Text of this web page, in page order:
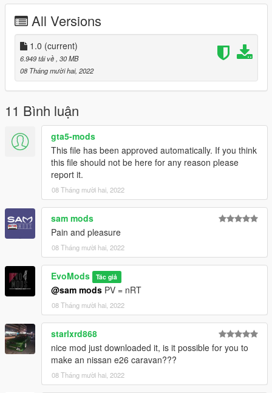
--------------------------------------------------------------------------------
--
Spawn Name:
glx
--------------------------------------------------------------------------------
--
Models Sources:
Forza Horizon
gamemodels ru
EvoMods
Sam Mods
3Dwarehouse
Project Cars
--------------------------------------------------------------------------------
--
Installation in readme
--------------------------------------------------------------------------------
Credits:
EvoMods
AND EVERY SINGLE PERSON WHO
SUPPORTED\HELPED ME
--------------------------------------------------------------------------------
--
Support me:
All Versions
1.0 (current)
6.949 tải về , 30 MB
08 Tháng mười hai, 2022
11 Bình luận
gta5-mods
This file has been approved automatically. If you think
this file should not be here for any reason please
report it.
08 Tháng mười hai, 2022
sam mods
Pain and pleasure
08 Tháng mười hai, 2022
EvoMods Tác giả
@sam mods PV = nRT
08 Tháng mười hai, 2022
starlxrd868
nice mod just downloaded it, is it possible for you to
make an nissan e26 caravan???
08 Tháng mười hai, 2022